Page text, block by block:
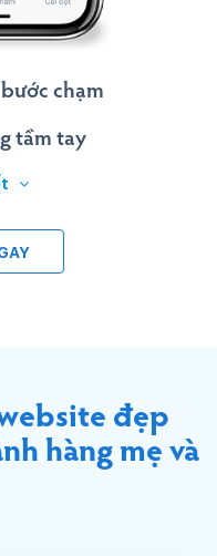
chạm
tầm tay
đẹp
hàng mẹ và